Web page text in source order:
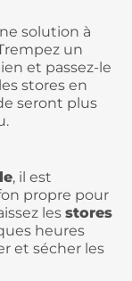
solution à
un
et passez-le
stores en
seront plus
, il est
propre pour
les stores
heures
et sécher les